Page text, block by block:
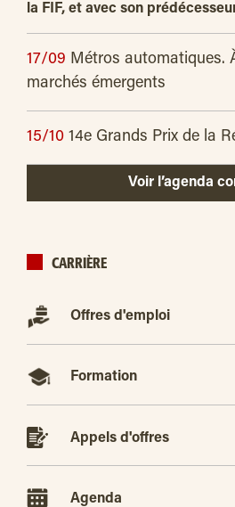
la FIF, et avec son
17/09 Métros automatiques.
marchés émergents
15/10 14e Grands Prix de la
Voir l’agenda
CARRIÈRE
Offres d'emploi
Formation
Appels d'offres
Agenda